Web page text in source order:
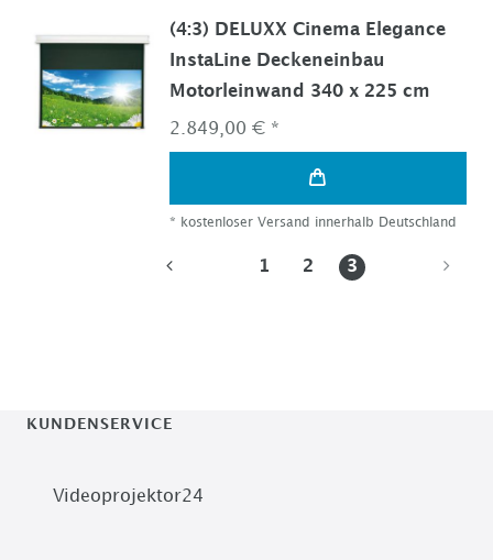
(4:3) DELUXX Cinema Elegance
InstaLine Deckeneinbau
Motorleinwand 340 x 225 cm
2.849,00 € *
* kostenloser Versand innerhalb Deutschland
1 2 3
KUNDENSERVICE
Videoprojektor24